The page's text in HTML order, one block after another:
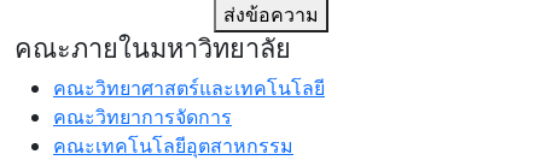
ส่งข้อความ
คณะภายในมหาวิทยาลัย
คณะวิทยาศาสตร์และเทคโนโลยี
คณะวิทยาการจัดการ
คณะเทคโนโลยีอุตสาหกรรม